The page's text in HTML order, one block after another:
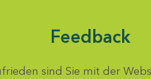
Feedback
sind Sie mit der